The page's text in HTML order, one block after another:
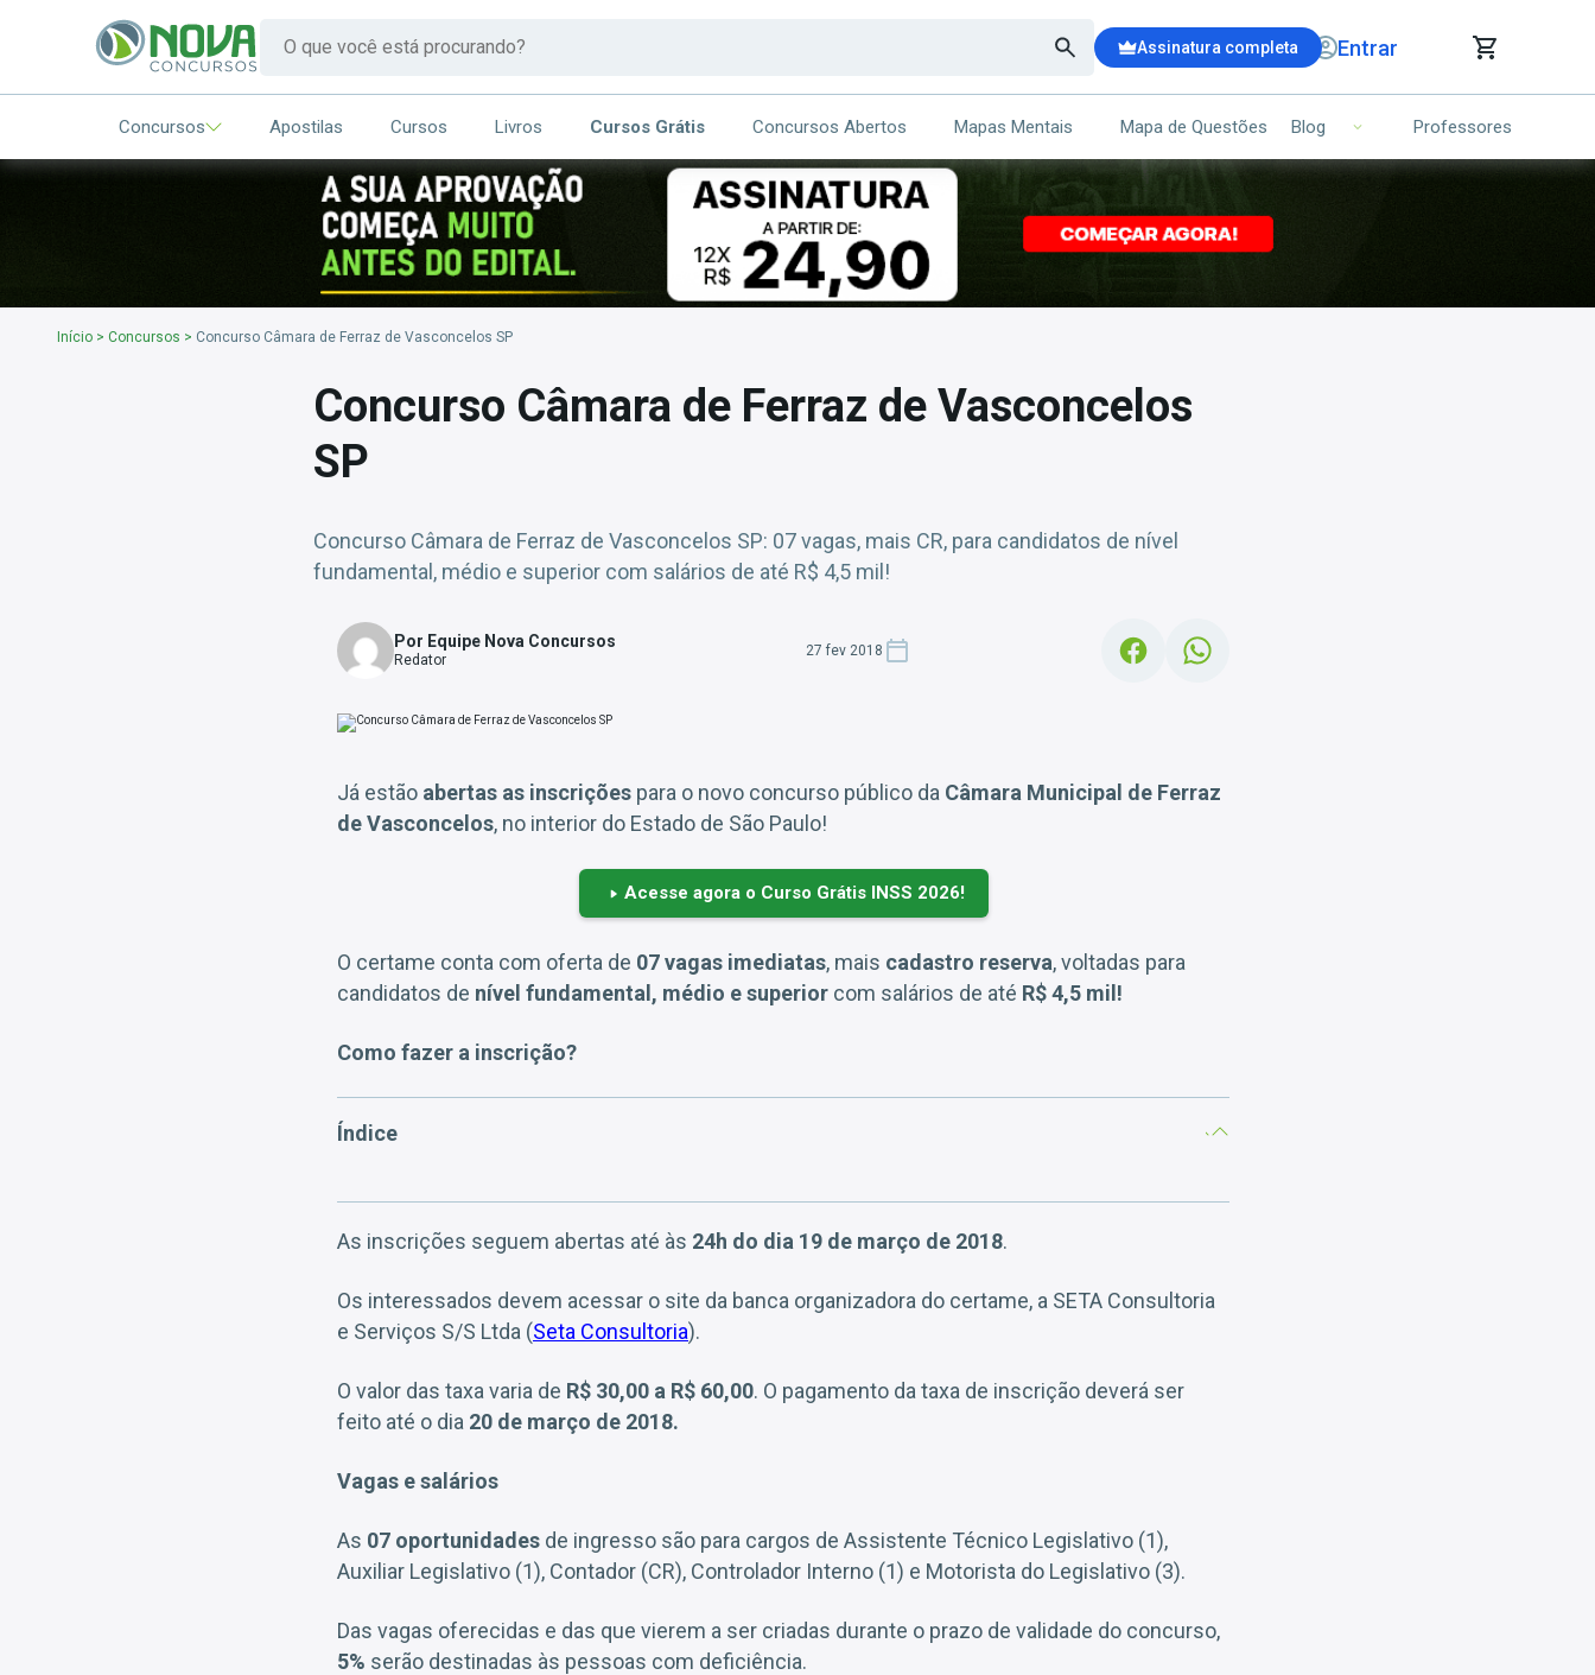
Assinatura completa Entrar
CARRINHO DE COMPRAS
ITENS (00)
Ops!
Seu carrinho ainda está vazio.
Concursos Apostilas Cursos Livros Cursos Grátis Concursos Abertos Mapas Mentais Mapa de Questões Blog Professores
Início > Concursos > Concurso Câmara de Ferraz de Vasconcelos SP
Concurso Câmara de Ferraz de Vasconcelos
SP
Concurso Câmara de Ferraz de Vasconcelos SP: 07 vagas, mais CR, para candidatos de nível
fundamental, médio e superior com salários de até R$ 4,5 mil!
Por Equipe Nova Concursos
Redator
27 fev 2018
Já estão abertas as inscrições para o novo concurso público da Câmara Municipal de Ferraz
de Vasconcelos, no interior do Estado de São Paulo!
Acesse agora o Curso Grátis INSS 2026!
O certame conta com oferta de 07 vagas imediatas, mais cadastro reserva, voltadas para
candidatos de nível fundamental, médio e superior com salários de até R$ 4,5 mil!
Como fazer a inscrição?
Índice
As inscrições seguem abertas até às 24h do dia 19 de março de 2018.
Os interessados devem acessar o site da banca organizadora do certame, a SETA Consultoria
e Serviços S/S Ltda (Seta Consultoria).
O valor das taxa varia de R$ 30,00 a R$ 60,00. O pagamento da taxa de inscrição deverá ser
feito até o dia 20 de março de 2018.
Vagas e salários
As 07 oportunidades de ingresso são para cargos de Assistente Técnico Legislativo (1),
Auxiliar Legislativo (1), Contador (CR), Controlador Interno (1) e Motorista do Legislativo (3).
Das vagas oferecidas e das que vierem a ser criadas durante o prazo de validade do concurso,
5% serão destinadas às pessoas com deficiência.